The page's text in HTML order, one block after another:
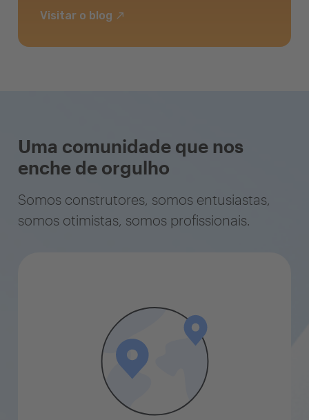
Visitar o blog
Uma comunidade que nos
enche de orgulho
Somos construtores, somos entusiastas,
somos otimistas, somos profissionais.